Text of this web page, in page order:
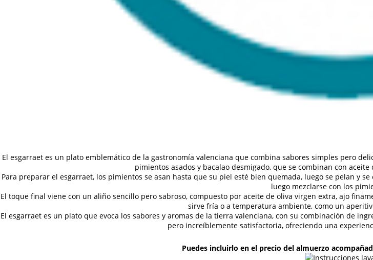
El esgarraet es un plato emblemático de la gastronomía valenciana que combina sabores simples pero
pimientos asados y bacalao desmigado, que se combinan con
Para preparar el esgarraet, los pimientos se asan hasta que su piel esté bien quemada, luego se pelan y
luego mezclarse con los
El toque final viene con un aliño sencillo pero sabroso, compuesto por aceite de oliva virgen extra, ajo
sirve fría o a temperatura ambiente, como un
El esgarraet es un plato que evoca los sabores y aromas de la tierra valenciana, con su combinación de
pero increíblemente satisfactoria, ofreciendo una
Puedes incluirlo en el precio del almuerzo